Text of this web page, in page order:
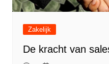
Zakelijk
De kracht van